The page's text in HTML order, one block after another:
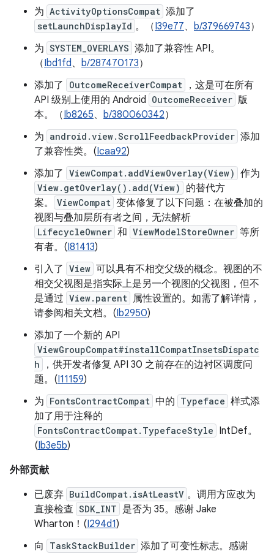
为 ActivityOptionsCompat 添加了
setLaunchDisplayId 。（I39e77、 b/379669743）
为 SYSTEM_OVERLAYS 添加了兼容性 API。
（Ibd1fd、 b/287470173）
添加了
OutcomeReceiverCompat
，这是可在所有
API 级别上使用的 Android OutcomeReceiver 版
本。（Ib8265、 b/380060342）
为 android.view.ScrollFeedbackProvider 添加
了兼容性类。(Icaa92)
添加了 ViewCompat.addViewOverlay(View) 作为
View.getOverlay().add(View)
的替代方
案。
ViewCompat 变体修复了以下问题：在被叠加的
视图与叠加层所有者之间，无法解析
LifecycleOwner 和 ViewModelStoreOwner 等所
有者。(I81413)
引入了 View 可以具有不相交父级的概念。视图的不
相交父视图是指实际上是另一个视图的父视图，但不
是通过 View.parent 属性设置的。如需了解详情，
请参阅相关文档。(Ib2950)
添加了一个新的 API
ViewGroupCompat#installCompatInsetsDispatc
h
，供开发者修复 API 30 之前存在的边衬区调度问
题。(I11159)
为 FontsContractCompat 中的 Typeface 样式添
加了用于注释的
FontsContractCompat.TypefaceStyle IntDef。
(Ib3e5b)
外部贡献
已废弃 BuildCompat.isAtLeastV 。调用方应改为
直接检查 SDK_INT 是否为 35。感谢 Jake
Wharton！(I294d1)
向
TaskStackBuilder 添加了可变性标志。感谢